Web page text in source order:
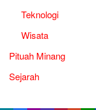
Teknologi
Wisata
Pituah Minang
Sejarah